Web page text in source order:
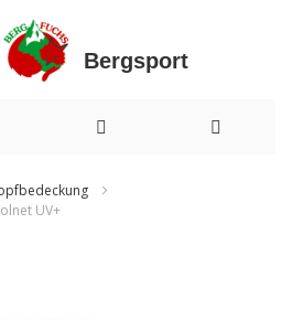
Bergsport
UV+